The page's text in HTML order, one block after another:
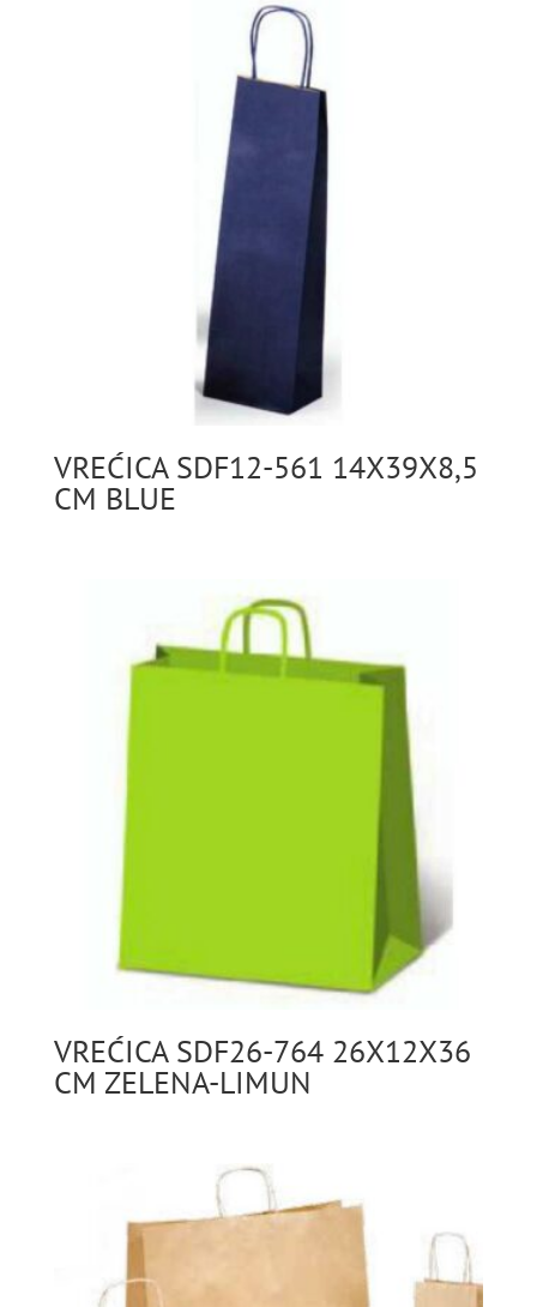
VREĆICA SDF12-561 14X39X8,5
CM BLUE
VREĆICA SDF26-764 26X12X36
CM ZELENA-LIMUN